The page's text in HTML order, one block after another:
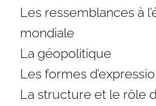
Les ressemblances à
mondiale
La géopolitique
Les formes
La structure et le rôle